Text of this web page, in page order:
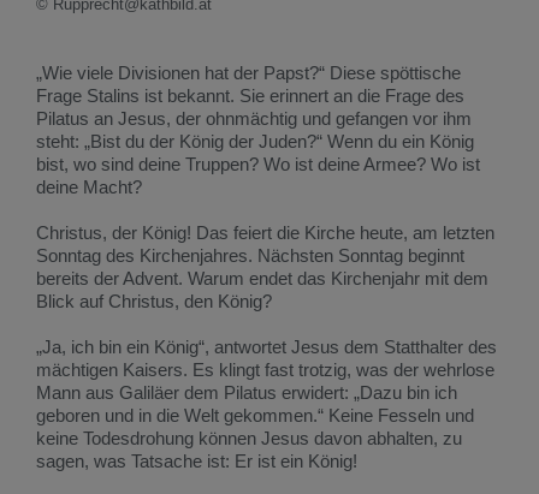
© Rupprecht@kathbild.at
„Wie viele Divisionen hat der Papst?“ Diese spöttische
Frage Stalins ist bekannt. Sie erinnert an die Frage des
Pilatus an Jesus, der ohnmächtig und gefangen vor ihm
steht: „Bist du der König der Juden?“ Wenn du ein König
bist, wo sind deine Truppen? Wo ist deine Armee? Wo ist
deine Macht?
Christus, der König! Das feiert die Kirche heute, am letzten
Sonntag des Kirchenjahres. Nächsten Sonntag beginnt
bereits der Advent. Warum endet das Kirchenjahr mit dem
Blick auf Christus, den König?
„Ja, ich bin ein König“, antwortet Jesus dem Statthalter des
mächtigen Kaisers. Es klingt fast trotzig, was der wehrlose
Mann aus Galiläer dem Pilatus erwidert: „Dazu bin ich
geboren und in die Welt gekommen.“ Keine Fesseln und
keine Todesdrohung können Jesus davon abhalten, zu
sagen, was Tatsache ist: Er ist ein König!